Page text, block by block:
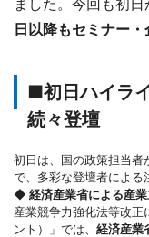
日以降もセミナー・
■初日ハイラ
続々登壇
初日は、国の政策担当者
で、多彩な登壇者による
◆ 経済産業省による産
産業競争力強化法等改正
ント）」では、 経済産業